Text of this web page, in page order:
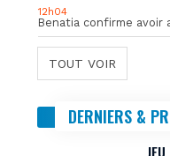
12h04
Benatia confirme avoir
TOUT VOIR
DERNIERS &